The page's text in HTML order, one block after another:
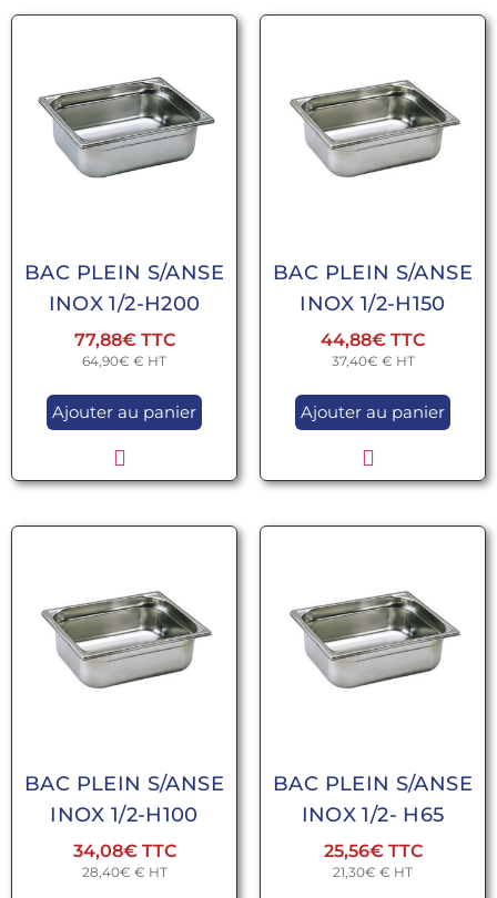
BAC PLEIN S/ANSE
INOX 1/2-H200
77,88€
64,90€ € HT
Ajouter au panier
BAC PLEIN S/ANSE
INOX 1/2-H150
44,88€
37,40€ € HT
Ajouter au panier
BAC PLEIN S/ANSE
INOX 1/2-H100
34,08€
28,40€ € HT
BAC PLEIN S/ANSE
INOX 1/2- H65
25,56€
21,30€ € HT